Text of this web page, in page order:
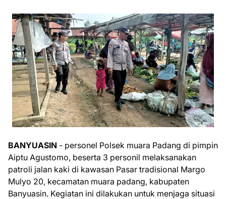
BANYUASIN - personel Polsek muara Padang di pimpin
Aiptu Agustomo, beserta 3 personil melaksanakan
patroli jalan kaki di kawasan Pasar tradisional Margo
Mulyo 20, kecamatan muara padang, kabupaten
Banyuasin. Kegiatan ini dilakukan untuk menjaga situasi